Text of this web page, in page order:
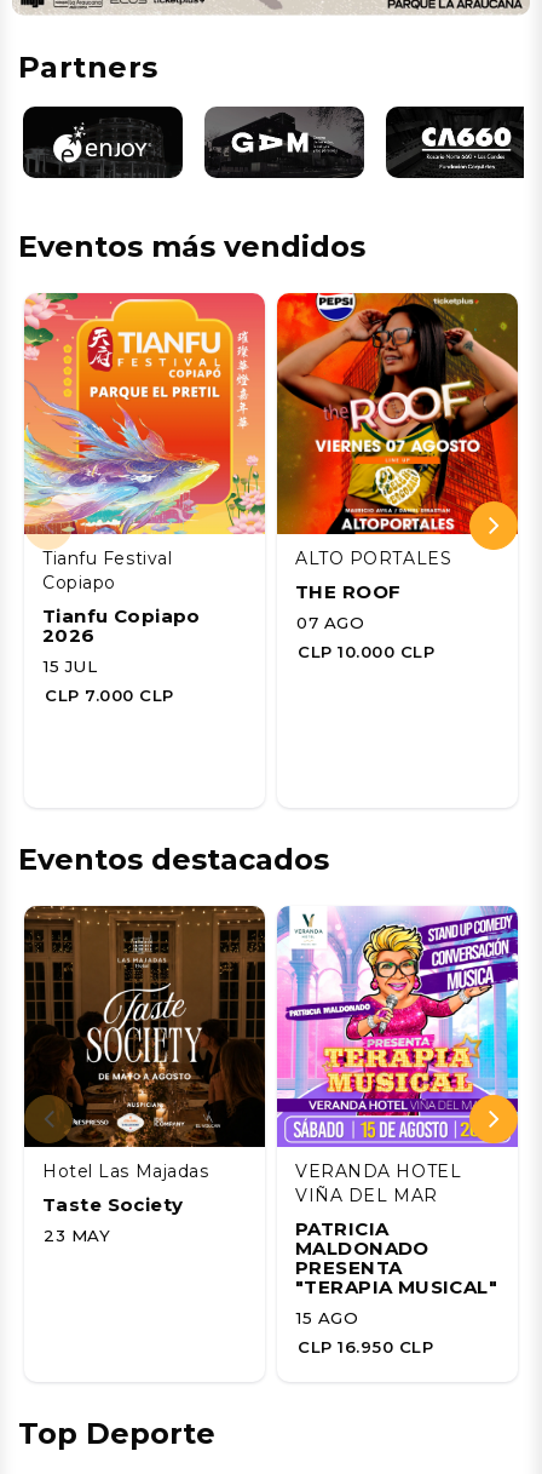
Partners
Eventos más vendidos
Tianfu Festival
Copiapo
Tianfu Copiapo
2026
15 JUL
CLP 7.000 CLP
ALTO PORTALES
THE ROOF
07 AGO
CLP 10.000 CLP
Eventos destacados
Hotel Las Majadas
Taste Society
23 MAY
VERANDA HOTEL
VIÑA DEL MAR
PATRICIA
MALDONADO
PRESENTA
"TERAPIA MUSICAL"
15 AGO
CLP 16.950 CLP
Top Deporte